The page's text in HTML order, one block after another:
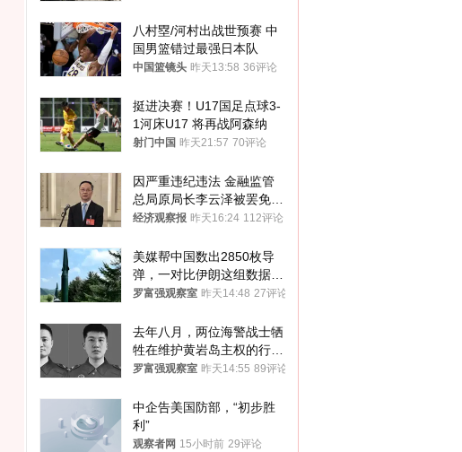
八村塁/河村出战世预赛 中
国男篮错过最强日本队
中国篮镜头 昨天13:58 36评论
挺进决赛！U17国足点球3-
1河床U17 将再战阿森纳
射门中国 昨天21:57 70评论
因严重违纪违法 金融监管
总局原局长李云泽被罢免全
国人大代表
经济观察报 昨天16:24 112评论
美媒帮中国数出2850枚导
弹，一对比伊朗这组数据，
发现出大事了
罗富强观察室 昨天14:48 27评论
去年八月，两位海警战士牺
牲在维护黄岩岛主权的行动
中
罗富强观察室 昨天14:55 89评论
中企告美国防部，“初步胜
利”
观察者网 15小时前 29评论